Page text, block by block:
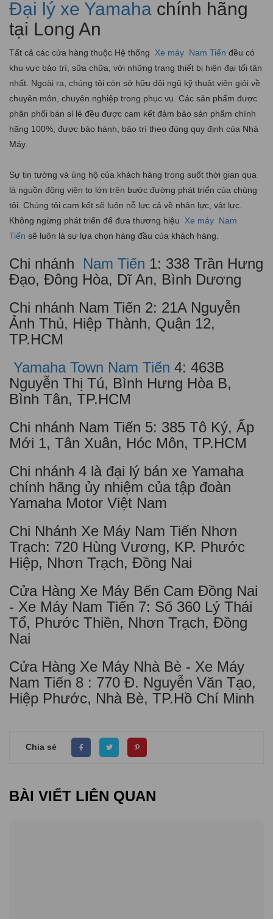
Đại lý xe Yamaha chính hãng
tại Long An
Tất cả các cửa hàng thuộc Hệ thống Xe máy Nam Tiến đều có
khu vực bảo trì, sữa chữa, với những trang thiết bị hiện đại tối tân
nhất. Ngoài ra, chúng tôi còn sở hữu đội ngũ kỹ thuật viên giỏi về
chuyên môn, chuyên nghiệp trong phục vụ. Các sản phẩm được
phân phối bán sỉ lẻ đều được cam kết đảm bảo sản phẩm chính
hãng 100%, được bảo hành, bảo trì theo đúng quy định của Nhà
Máy.
Sự tin tưởng và ủng hộ của khách hàng trong suốt thời gian qua
là nguồn động viên to lớn trên bước đường phát triển của chúng
tôi. Chúng tôi cam kết sẽ luôn nỗ lực cả về nhân lực, vật lực.
Không ngừng phát triển để đưa thương hiệu
Xe máy Nam
Tiến sẽ luôn là sự lựa chọn hàng đầu của khách hàng.
Chi nhánh Nam Tiến 1: 338 Trần Hưng
Đạo, Đông Hòa, Dĩ An, Bình Dương
Chi nhánh Nam Tiến 2: 21A Nguyễn
Ảnh Thủ, Hiệp Thành, Quận 12,
TP.HCM
Yamaha Town Nam Tiến 4: 463B
Nguyễn Thị Tú, Bình Hưng Hòa B,
Bình Tân, TP.HCM
Chi nhánh Nam Tiến 5: 385 Tô Ký, Ấp
Mới 1, Tân Xuân, Hóc Môn, TP.HCM
Chi nhánh 4 là đại lý bán xe Yamaha
chính hãng ủy nhiệm của tập đoàn
Yamaha Motor Việt Nam
Chi Nhánh Xe Máy Nam Tiến Nhơn
Trạch: 720 Hùng Vương, KP. Phước
Hiệp, Nhơn Trạch, Đồng Nai
Cửa Hàng Xe Máy Bến Cam Đồng Nai
- Xe Máy Nam Tiến 7: Số 360 Lý Thái
Tổ, Phước Thiền, Nhơn Trạch, Đồng
Nai
Cửa Hàng Xe Máy Nhà Bè - Xe Máy
Nam Tiến 8 : 770 Đ. Nguyễn Văn Tạo,
Hiệp Phước, Nhà Bè, TP.Hồ Chí Minh
Chia sẻ
BÀI VIẾT LIÊN QUAN